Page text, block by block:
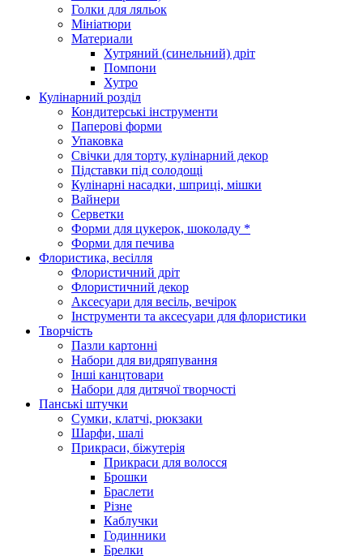
Голки для ляльок
Мініатюри
Материали
Хутряний (синельний) дріт
Помпони
Хутро
Кулінарний розділ
Кондитерські інструменти
Паперові форми
Упаковка
Свічки для торту, кулінарний декор
Підставки під солодощі
Кулінарні насадки, шприці, мішки
Вайнери
Серветки
Форми для цукерок, шоколаду *
Форми для печива
Флористика, весілля
Флористичний дріт
Флористичний декор
Аксесуари для весіль, вечірок
Інструменти та аксесуари для флористики
Творчість
Пазли картонні
Набори для видряпування
Інші канцтовари
Набори для дитячої творчості
Панські штучки
Сумки, клатчі, рюкзаки
Шарфи, шалі
Прикраси, біжутерія
Прикраси для волосся
Брошки
Браслети
Різне
Каблучки
Годинники
Брелки